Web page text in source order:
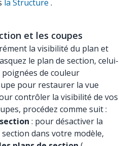
la Structure .
et les coupes
la visibilité du plan et
le plan de section, celui-
de couleur
pour restaurer la vue
contrôler la visibilité de vos
procédez comme suit :
: pour désactiver la
dans votre modèle,